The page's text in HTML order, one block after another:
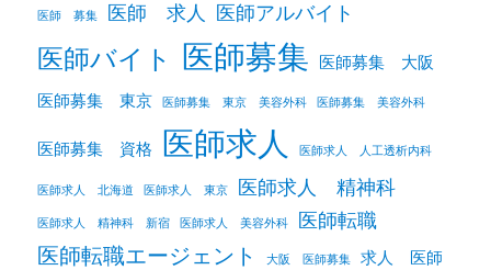
医師 募集 医師 求人 医師アルバイト
医師バイト 医師募集 医師募集 大阪
医師募集 東京
医師募集 東京 美容外科 医師募集 美容外科
医師募集 資格 医師求人 医師求人 人工透析内科
医師求人 北海道 医師求人 東京 医師求人 精神科
医師求人 精神科 新宿 医師求人 美容外科 医師転職
医師転職エージェント 大阪 医師募集 求人 医師